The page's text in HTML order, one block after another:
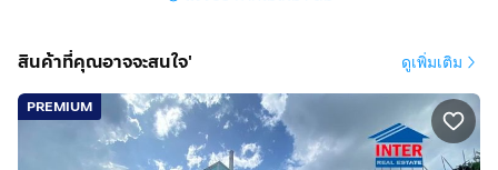
ใกล้อิมพีเรียล สำโรง เซ็นทรัลบางนา บิ๊กซี ใกล้โรงพยาบาล
ทหารเรือกรุงเทพ
การเดินทางสะดวก
เข้า-ออกได้หลายเส้นทาง ใกล้ทางด่วนบางนา
สินค้าที่คุณอาจจะสนใจ' ดูเพิ่มเติม
PREMIUM